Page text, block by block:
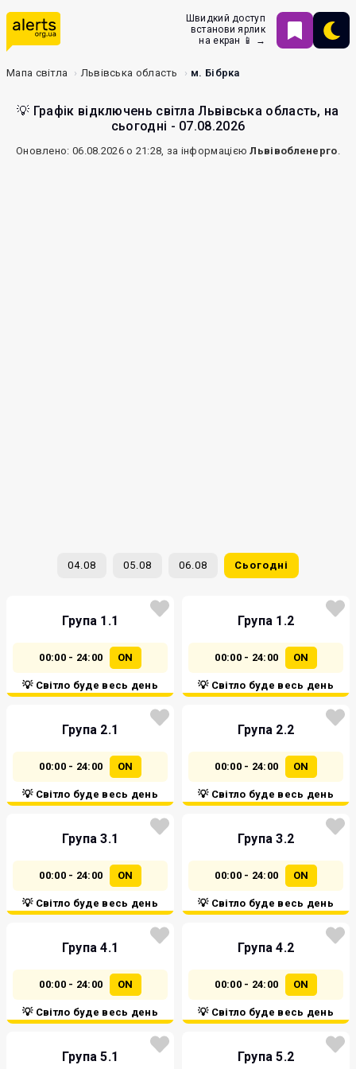
Швидкий доступ
встанови ярлик
на екран 📱 →
Мапа світла Львівська область м. Бібрка
💡 Графік відключень світла Львівська область, на
сьогодні - 07.08.2026
Оновлено: 06.08.2026 о 21:28, за інформацієюЛьвівобленерго.
04.08 05.08 06.08 Сьогодні
Група 1.1
00:00 - 24:00 ON
💡 Світло буде весь день
Група 1.2
00:00 - 24:00 ON
💡 Світло буде весь день
Група 2.1
00:00 - 24:00 ON
💡 Світло буде весь день
Група 2.2
00:00 - 24:00 ON
💡 Світло буде весь день
Група 3.1
00:00 - 24:00 ON
💡 Світло буде весь день
Група 3.2
00:00 - 24:00 ON
💡 Світло буде весь день
Група 4.1
00:00 - 24:00 ON
💡 Світло буде весь день
Група 4.2
00:00 - 24:00 ON
💡 Світло буде весь день
Група 5.1 Група 5.2